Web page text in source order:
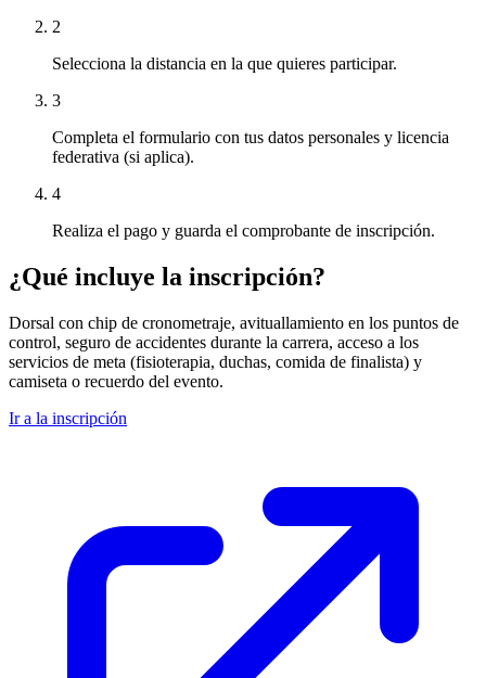
2
Selecciona la distancia en la que quieres participar.
3
Completa el formulario con tus datos personales y licencia
federativa (si aplica).
4
Realiza el pago y guarda el comprobante de inscripción.
¿Qué incluye la inscripción?
Dorsal con chip de cronometraje, avituallamiento en los puntos de
control, seguro de accidentes durante la carrera, acceso a los
servicios de meta (fisioterapia, duchas, comida de finalista) y
camiseta o recuerdo del evento.
Ir a la inscripción